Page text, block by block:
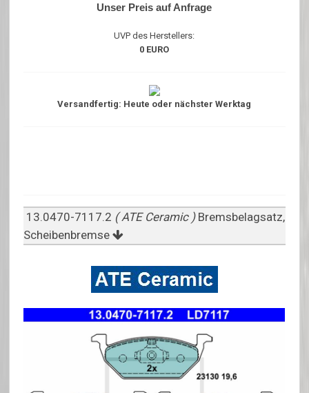
Unser Preis auf Anfrage
UVP des Herstellers:
0 EURO
Versandfertig: Heute oder nächster Werktag
13.0470-7117.2 ( ATE Ceramic ) Bremsbelagsatz,
Scheibenbremse